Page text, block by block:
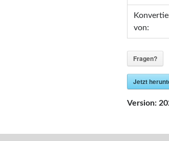
von:
Fragen?
Jetzt
Version: